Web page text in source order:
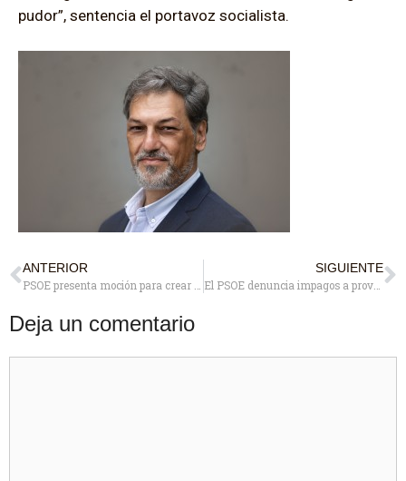
pudor”, sentencia el portavoz socialista.
ANTERIOR
SIGUIENTE
El PSOE denuncia impagos a proveedores del Ayuntamiento por un importe de más de 3 millones de €
Deja un comentario